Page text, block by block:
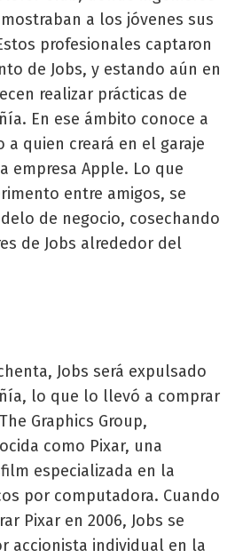
a los jóvenes sus
profesionales captaron
de Jobs, y estando aún en
realizar prácticas de
En ese ámbito conoce a
a quien creará en el garaje
empresa Apple. Lo que
entre amigos, se
de negocio, cosechando
de Jobs alrededor del
Jobs será expulsado
lo que lo llevó a comprar
Graphics Group,
como Pixar, una
especializada en la
por computadora. Cuando
Pixar en 2006, Jobs se
accionista individual en la